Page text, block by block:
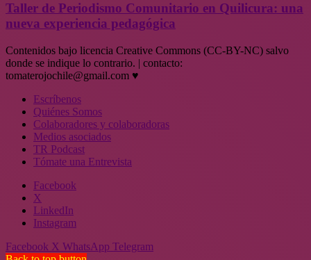
Taller de Periodismo Comunitario en Quilicura: una
nueva experiencia pedagógica
Contenidos bajo licencia Creative Commons (CC-BY-NC) salvo
donde se indique lo contrario. | contacto:
tomaterojochile@gmail.com ♥
Escríbenos
Quiénes Somos
Colaboradores y colaboradoras
Medios asociados
TR Podcast
Tómate una Entrevista
Facebook
X
LinkedIn
Instagram
Facebook X WhatsApp Telegram